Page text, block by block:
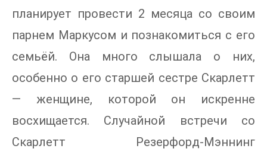
планирует провести 2 месяца со своим
парнем Маркусом и познакомиться с его
семьёй. Она много слышала о них,
особенно о его старшей сестре Скарлетт
— женщине, которой он искренне
восхищается. Случайной встречи со
Скарлетт Резерфорд-Мэннинг